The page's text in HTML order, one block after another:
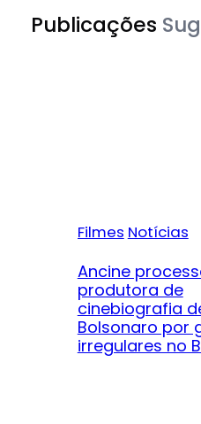
Publicações
Filmes Notícias
Ancine
produtora de
cinebiografia
Bolsonaro por
irregulares no